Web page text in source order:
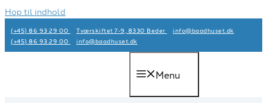
Hop til indhold
(+45) 86 93 29 00 Tværskiftet 7-9, 8330 Beder
info@baadhuset.dk​
(+45) 86 93 29 00
info@baadhuset.dk​
Menu